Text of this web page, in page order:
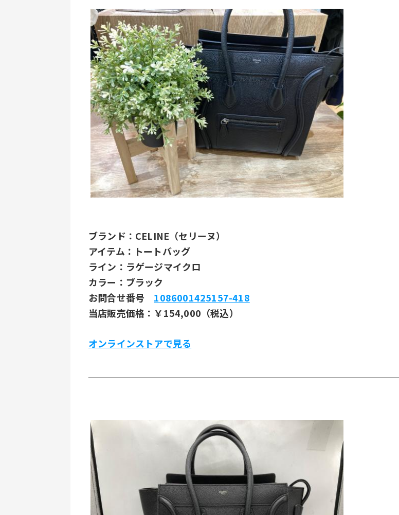
ブランド：CELINE（セリーヌ）
アイテム：トートバッグ
ライン：ラゲージマイクロ
カラー：ブラック
お問合せ番号 1086001425157-418
当店販売価格：￥154,000（税込）
オンラインストアで見る